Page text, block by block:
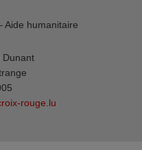
Aide humanitaire
Dunant
rouge.lu